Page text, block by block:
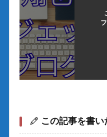
この記事を書い